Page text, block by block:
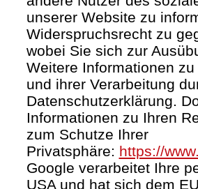
unserer Website zu
Widerspruchsrecht zu
wobei Sie sich zur
Weitere Informationen
und ihrer Verarbeitung
Datenschutzerklärung.
Informationen zu Ihren
zum Schutze Ihrer
Privatsphäre: https://
Google verarbeitet Ihre
USA und hat sich dem